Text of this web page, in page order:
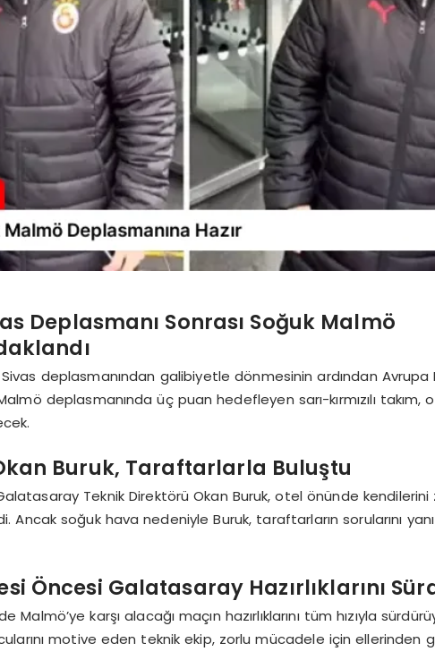
Deplasmanı Sonrası Soğuk Malmö
deplasmanından galibiyetle dönmesinin ardından Avrupa
deplasmanında üç puan hedefleyen sarı-kırmızılı takım,
Buruk, Taraftarlarla Buluştu
Galatasaray Teknik Direktörü Okan Buruk, otel önünde
soğuk hava nedeniyle Buruk, taraftarların sorularını
Öncesi Galatasaray Hazırlıklarını
Malmö’ye karşı alacağı maçın hazırlıklarını tüm hızıyla
motive eden teknik ekip, zorlu mücadele için ellerinden